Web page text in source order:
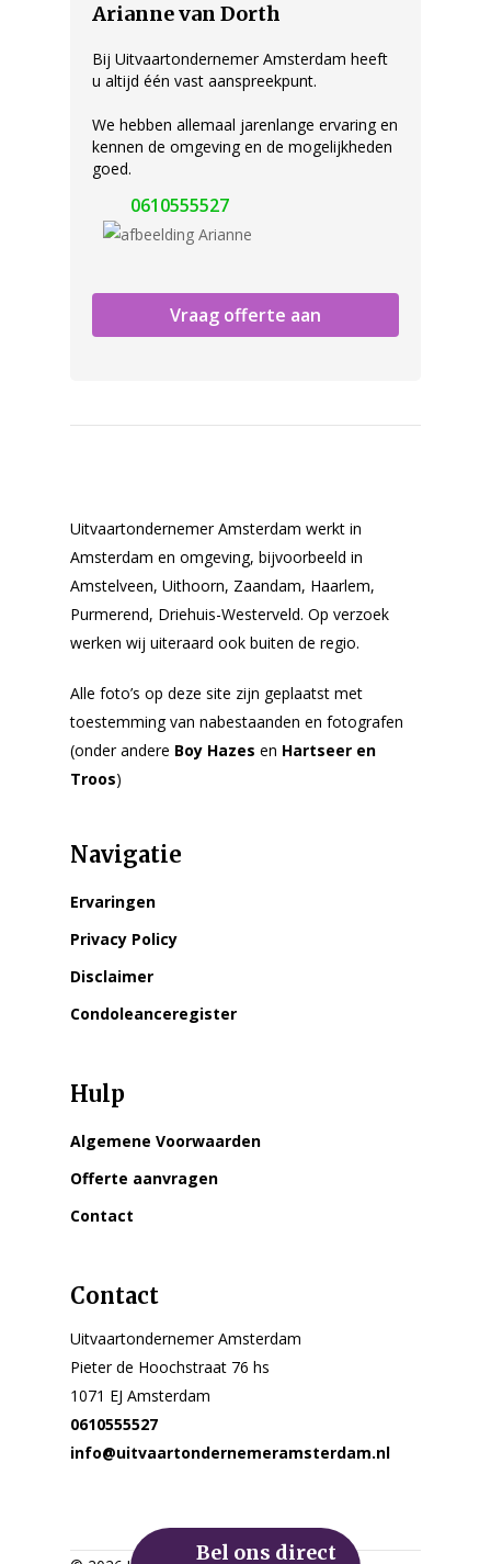
Arianne van Dorth
Bij Uitvaartondernemer Amsterdam heeft
u altijd één vast aanspreekpunt.
We hebben allemaal jarenlange ervaring en
kennen de omgeving en de mogelijkheden
goed.
0610555527
Vraag offerte aan
Uitvaartondernemer Amsterdam werkt in
Amsterdam en omgeving, bijvoorbeeld in
Amstelveen, Uithoorn, Zaandam, Haarlem,
Purmerend, Driehuis-Westerveld. Op verzoek
werken wij uiteraard ook buiten de regio.
Alle foto’s op deze site zijn geplaatst met
toestemming van nabestaanden en fotografen
(onder andere Boy Hazes en Hartseer en
Troos)
Navigatie
Ervaringen
Privacy Policy
Disclaimer
Condoleanceregister
Hulp
Algemene Voorwaarden
Offerte aanvragen
Contact
Contact
Uitvaartondernemer Amsterdam
Pieter de Hoochstraat 76 hs
1071 EJ Amsterdam
0610555527
info@uitvaartondernemeramsterdam.nl
Bel ons direct